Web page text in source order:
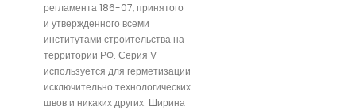
регламента 186-07, принятого
и утвержденного всеми
институтами строительства на
территории РФ. Серия V
используется для герметизации
исключительно технологических
швов и никаких других. Ширина